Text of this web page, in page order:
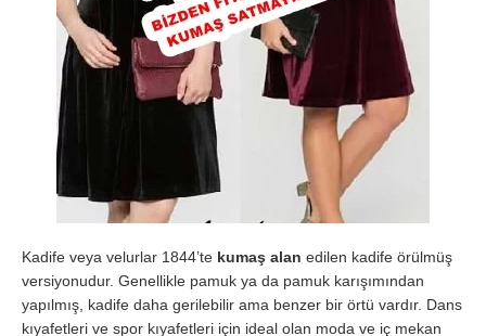
Kadife veya velurlar 1844’te kumaş alan edilen kadife örülmüş
versiyonudur. Genellikle pamuk ya da pamuk karışımından
yapılmış, kadife daha gerilebilir ama benzer bir örtü vardır. Dans
kıyafetleri ve spor kıyafetleri için ideal olan moda ve iç mekan